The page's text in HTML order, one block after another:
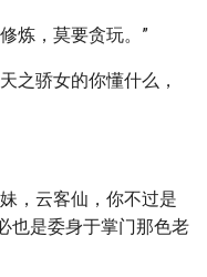
炼，莫要贪玩。”
之骄女的你懂什么，
，云客仙，你不过是
也是委身于掌门那色老